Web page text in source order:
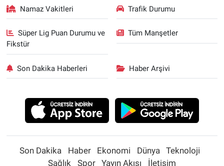
Namaz Vakitleri Trafik Durumu
Süper Lig Puan Durumu ve
Fikstür
Tüm Manşetler
Son Dakika Haberleri Haber Arşivi
Son Dakika Haber Ekonomi Dünya
Teknoloji
Sağlık
Spor Yayın Akışı İletişim